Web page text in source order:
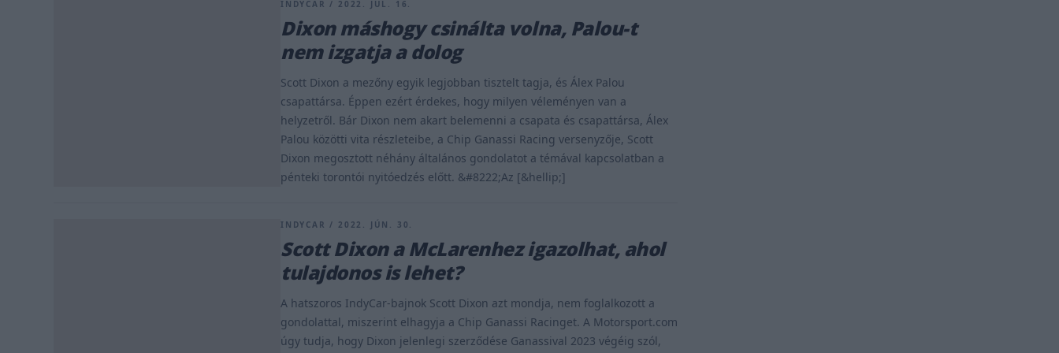
INDYCAR / 2022. JÚL. 16.
Dixon máshogy csinálta volna, Palou-t
nem izgatja a dolog
Scott Dixon a mezőny egyik legjobban tisztelt tagja, és Álex Palou
csapattársa. Éppen ezért érdekes, hogy milyen véleményen van a
helyzetről. Bár Dixon nem akart belemenni a csapata és csapattársa, Álex
Palou közötti vita részleteibe, a Chip Ganassi Racing versenyzője, Scott
Dixon megosztott néhány általános gondolatot a témával kapcsolatban a
pénteki torontói nyitóedzés előtt. &#8222;Az [&hellip;]
INDYCAR / 2022. JÚN. 30.
Scott Dixon a McLarenhez igazolhat, ahol
tulajdonos is lehet?
A hatszoros IndyCar-bajnok Scott Dixon azt mondja, nem foglalkozott a
gondolattal, miszerint elhagyja a Chip Ganassi Racinget. A Motorsport.com
úgy tudja, hogy Dixon jelenlegi szerződése Ganassival 2023 végéig szól,